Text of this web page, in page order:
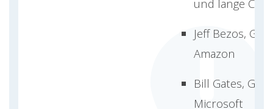
und lange
Jeff Bezos,
Amazon
Bill Gates,
Microsoft